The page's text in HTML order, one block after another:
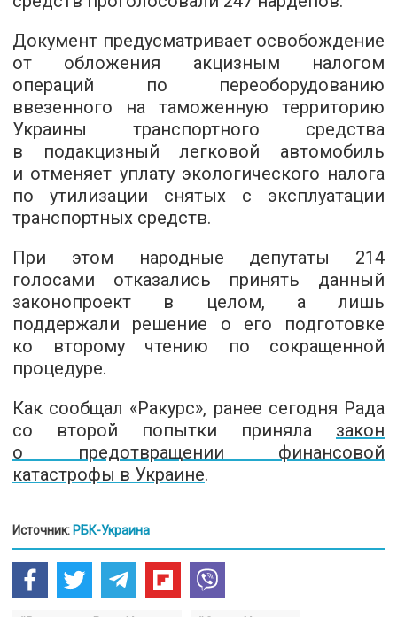
Документ предусматривает освобождение
от обложения акцизным налогом
операций по переоборудованию
ввезенного на таможенную территорию
Украины транспортного средства
в подакцизный легковой автомобиль
и отменяет уплату экологического налога
по утилизации снятых с эксплуатации
транспортных средств.
При этом народные депутаты 214
голосами отказались принять данный
законопроект в целом, а лишь
поддержали решение о его подготовке
ко второму чтению по сокращенной
процедуре.
Как сообщал «Ракурс», ранее сегодня Рада
со второй попытки приняла закон
о предотвращении финансовой
катастрофы в Украине.
Источник: РБК-Украина